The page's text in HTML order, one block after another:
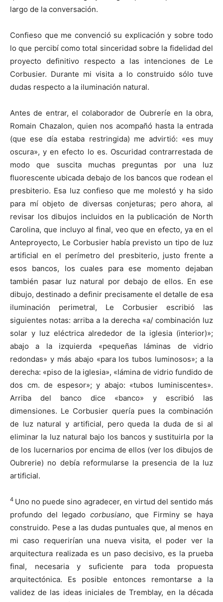
largo de la conversación.
Confieso que me convenció su explicación y sobre todo
lo que percibí como total sinceridad sobre la fidelidad del
proyecto definitivo respecto a las intenciones de Le
Corbusier. Durante mi visita a lo construido sólo tuve
dudas respecto a la iluminación natural.
Antes de entrar, el colaborador de Oubreríe en la obra,
Romain Chazalon, quien nos acompañó hasta la entrada
(que ese día estaba restringida) me advirtió: «es muy
oscura», y en efecto lo es. Oscuridad contrarrestada de
modo que suscita muchas preguntas por una luz
fluorescente ubicada debajo de los bancos que rodean el
presbiterio. Esa luz confieso que me molestó y ha sido
para mí objeto de diversas conjeturas; pero ahora, al
revisar los dibujos incluidos en la publicación de North
Carolina, que incluyo al final, veo que en efecto, ya en el
Anteproyecto, Le Corbusier había previsto un tipo de luz
artificial en el perímetro del presbiterio, justo frente a
esos bancos, los cuales para ese momento dejaban
también pasar luz natural por debajo de ellos. En ese
dibujo, destinado a definir precisamente el detalle de esa
iluminación perimetral, Le Corbusier escribió las
siguientes notas: arriba a la derecha «a/ combinación luz
solar y luz eléctrica alrededor de la iglesia (interior)»;
abajo a la izquierda «pequeñas láminas de vidrio
redondas» y más abajo «para los tubos luminosos»; a la
derecha: «piso de la iglesia», «lámina de vidrio fundido de
dos cm. de espesor»; y abajo: «tubos luminiscentes».
Arriba del banco dice «banco» y escribió las
dimensiones. Le Corbusier quería pues la combinación
de luz natural y artificial, pero queda la duda de si al
eliminar la luz natural bajo los bancos y sustituirla por la
de los lucernarios por encima de ellos (ver los dibujos de
Oubrerie) no debía reformularse la presencia de la luz
artificial.
4 Uno no puede sino agradecer, en virtud del sentido más
profundo del legado corbusiano, que Firminy se haya
construido. Pese a las dudas puntuales que, al menos en
mi caso requerirían una nueva visita, el poder ver la
arquitectura realizada es un paso decisivo, es la prueba
final, necesaria y suficiente para toda propuesta
arquitectónica. Es posible entonces remontarse a la
validez de las ideas iniciales de Tremblay, en la década